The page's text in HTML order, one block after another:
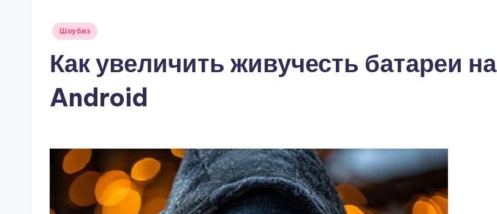
Опубликовано
Шоубиз
Как увеличить живучесть батареи на
Android